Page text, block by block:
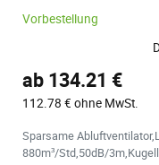
Vorbestellung
ab 134.21 €
112.78 € ohne MwSt.
Sparsame
880m³/Std,50dB/